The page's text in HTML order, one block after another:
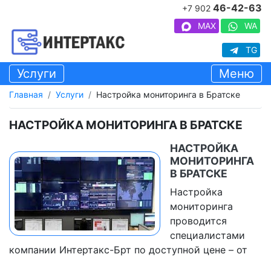
+7 902 46-42-63
MAX WA
TG
Услуги Меню
Главная Услуги Настройка мониторинга в Братске
НАСТРОЙКА МОНИТОРИНГА В БРАТСКЕ
НАСТРОЙКА
МОНИТОРИНГА
В БРАТСКЕ
Настройка
мониторинга
проводится
специалистами
компании Интертакс-Брт по доступной цене – от